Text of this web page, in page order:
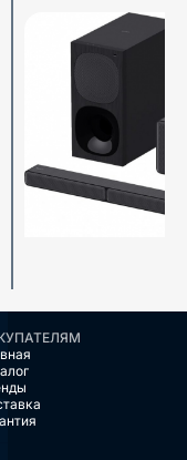
улучшения звука
из основного блока
для фронтального